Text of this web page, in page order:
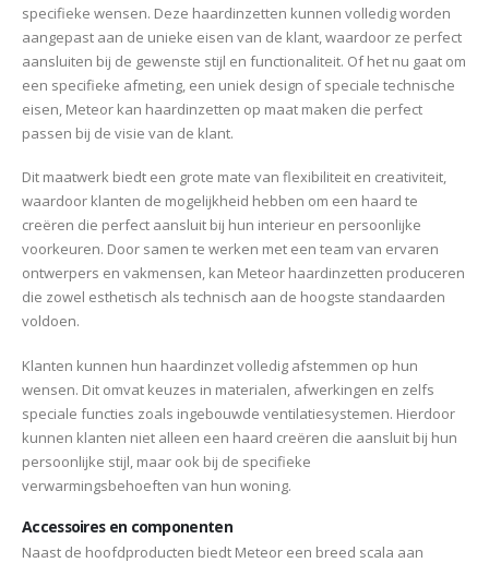
specifieke wensen. Deze haardinzetten kunnen volledig worden
aangepast aan de unieke eisen van de klant, waardoor ze perfect
aansluiten bij de gewenste stijl en functionaliteit. Of het nu gaat om
een specifieke afmeting, een uniek design of speciale technische
eisen, Meteor kan haardinzetten op maat maken die perfect
passen bij de visie van de klant.
Dit maatwerk biedt een grote mate van flexibiliteit en creativiteit,
waardoor klanten de mogelijkheid hebben om een haard te
creëren die perfect aansluit bij hun interieur en persoonlijke
voorkeuren. Door samen te werken met een team van ervaren
ontwerpers en vakmensen, kan Meteor haardinzetten produceren
die zowel esthetisch als technisch aan de hoogste standaarden
voldoen.
Klanten kunnen hun haardinzet volledig afstemmen op hun
wensen. Dit omvat keuzes in materialen, afwerkingen en zelfs
speciale functies zoals ingebouwde ventilatiesystemen. Hierdoor
kunnen klanten niet alleen een haard creëren die aansluit bij hun
persoonlijke stijl, maar ook bij de specifieke
verwarmingsbehoeften van hun woning.
Accessoires en componenten
Naast de hoofdproducten biedt Meteor een breed scala aan